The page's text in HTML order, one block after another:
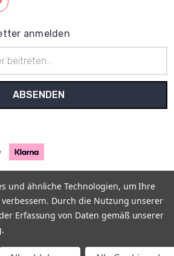
anmelden
Vis a Vis E-Commerce UG Impressum
Rückgabe- und Erstattungsrichtlinien -
und ähnliche Technologien, um Ihre
Durch die Nutzung unserer
Erfassung von Daten gemäß unserer
.